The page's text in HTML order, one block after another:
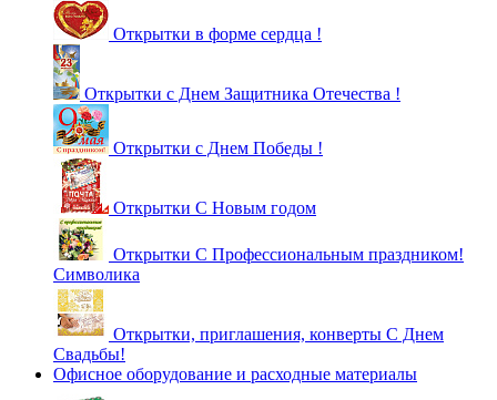
Открытки в форме сердца !
Открытки с Днем Защитника Отечества !
Открытки с Днем Победы !
Открытки С Новым годом
Открытки С Профессиональным праздником!
Символика
Открытки, приглашения, конверты С Днем
Свадьбы!
Офисное оборудование и расходные материалы